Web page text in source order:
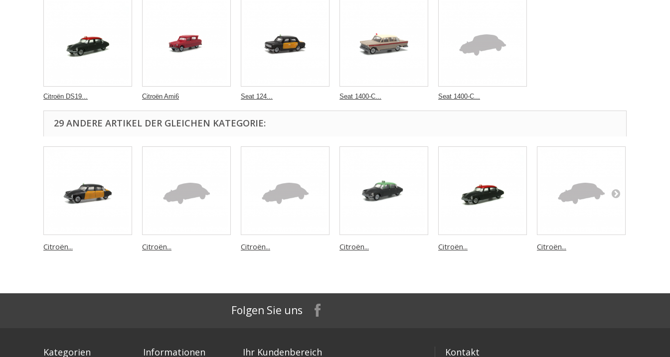
Citroën DS19... Citroën Ami6 Seat 124... Seat 1400-C... Seat 1400-C...
29 ANDERE ARTIKEL DER GLEICHEN KATEGORIE:
Citroën... Citroën... Citroën... Citroën... Citroën... Citroën...
Folgen Sie uns
Kategorien Informationen Ihr Kundenbereich Kontakt